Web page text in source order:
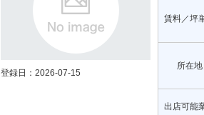
登録日：2026-07-15
賃料／坪
所在地
出店可能